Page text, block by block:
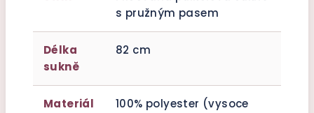
s pružným pasem
Délka
sukně
82 cm
Materiál
100% polyester (vysoce